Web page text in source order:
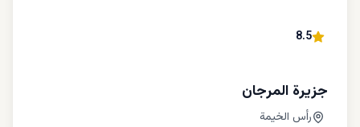
8.5
جزيرة المرجان
رأس الخيمة